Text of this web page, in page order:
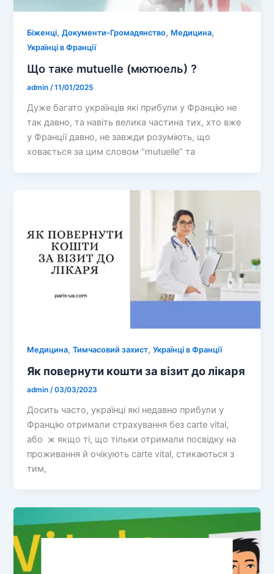
Біженці,Документи-Громадянство, Медицина,
Українці в Франції
Що таке mutuelle (мютюель) ?
admin/11/01/2025
Дуже багато українців які прибули у Францію не
так давно, та навіть велика частина тих, хто вже
у Франції давно, не завжди розуміють, що
ховається за цим словом “mutuelle” та
Медицина,Тимчасовий захист,Українці в Франції
Як повернути кошти за візит до лікаря
admin /03/03/2023
Досить часто, українці які недавно прибули у
Францію отримали страхування без carte vital,
або ж якщо ті, що тільки отримали посвідку на
проживання й очікують carte vital, стикаються з
тим,